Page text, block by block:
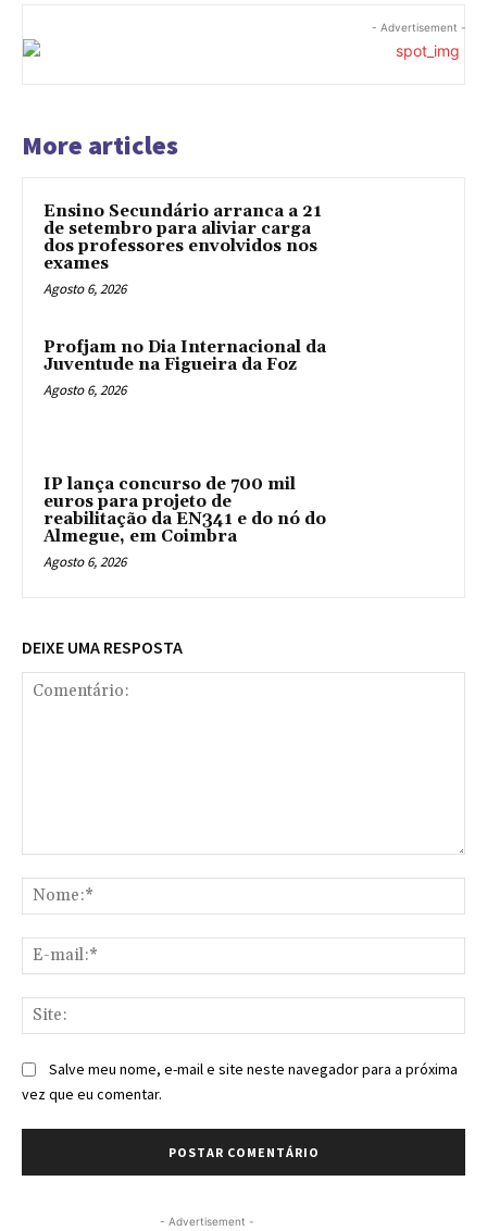
- Advertisement -
More articles
Ensino Secundário arranca a 21
de setembro para aliviar carga
dos professores envolvidos nos
exames
Agosto 6, 2026
Profjam no Dia Internacional da
Juventude na Figueira da Foz
Agosto 6, 2026
IP lança concurso de 700 mil
euros para projeto de
reabilitação da EN341 e do nó do
Almegue, em Coimbra
Agosto 6, 2026
DEIXE UMA RESPOSTA
Salve meu nome, e-mail e site neste navegador para a próxima
vez que eu comentar.
- Advertisement -